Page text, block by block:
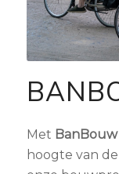
Met
hoogte van